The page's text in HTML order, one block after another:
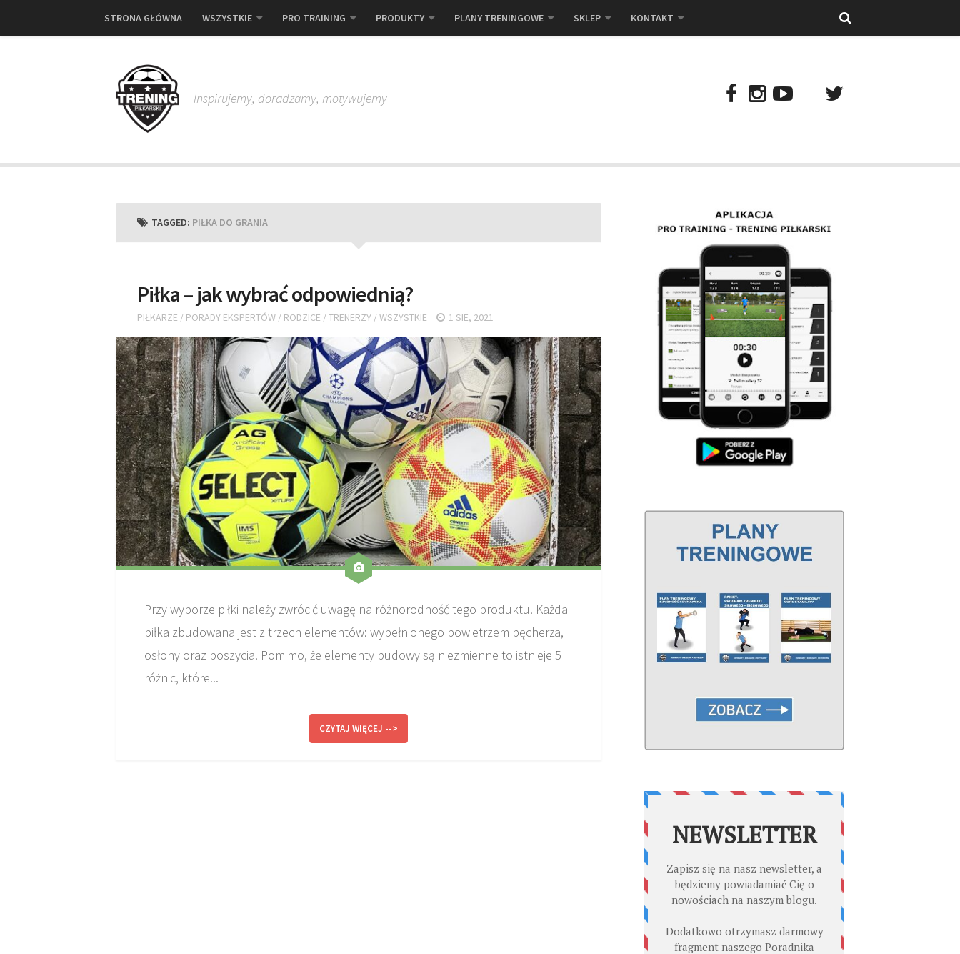
STRONA GŁÓWNA WSZYSTKIE PRO TRAINING PRODUKTY PLANY TRENINGOWE SKLEP KONTAKT
Inspirujemy, doradzamy, motywujemy
TAGGED: PIŁKA DO GRANIA
Piłka – jak wybrać odpowiednią?
PIŁKARZE / PORADY EKSPERTÓW / RODZICE /TRENERZY /WSZYSTKIE 1 SIE, 2021
Przy wyborze piłki należy zwrócić uwagę na różnorodność tego produktu. Każda
piłka zbudowana jest z trzech elementów: wypełnionego powietrzem pęcherza,
osłony oraz poszycia. Pomimo, że elementy budowy są niezmienne to istnieje 5
różnic, które...
CZYTAJ WIĘCEJ -->